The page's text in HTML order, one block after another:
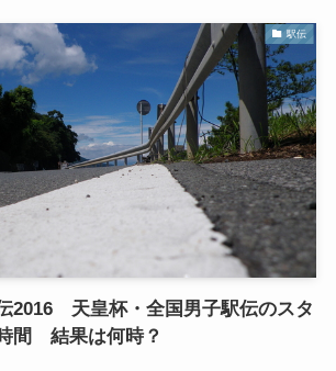
駅伝
2016 天皇杯・全国男子駅伝のスタ
間 結果は何時？